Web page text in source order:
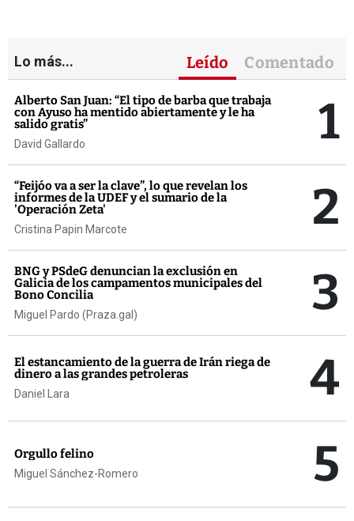
Lo más... Leído Comentado
Alberto San Juan: “El tipo de barba que trabaja
con Ayuso ha mentido abiertamente y le ha
salido gratis”
David Gallardo 1
“Feijóo va a ser la clave”, lo que revelan los
informes de la UDEF y el sumario de la
'Operación Zeta'
Cristina Papin Marcote 2
BNG y PSdeG denuncian la exclusión en
Galicia de los campamentos municipales del
Bono Concilia
Miguel Pardo (Praza.gal) 3
El estancamiento de la guerra de Irán riega de
dinero a las grandes petroleras
Daniel Lara 4
Orgullo felino
Miguel Sánchez-Romero 5